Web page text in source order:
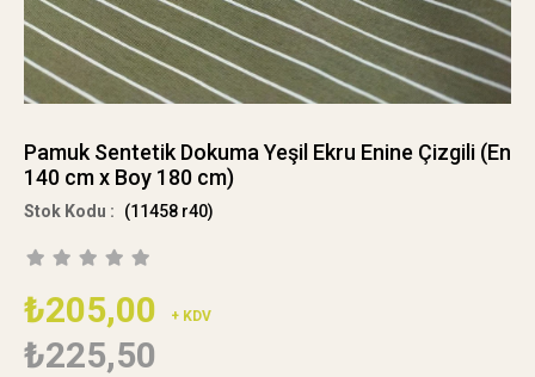
Pamuk Sentetik Dokuma Yeşil Ekru Enine Çizgili (En
140 cm x Boy 180 cm)
(11458 r40)
₺205,00 + KDV
₺225,50